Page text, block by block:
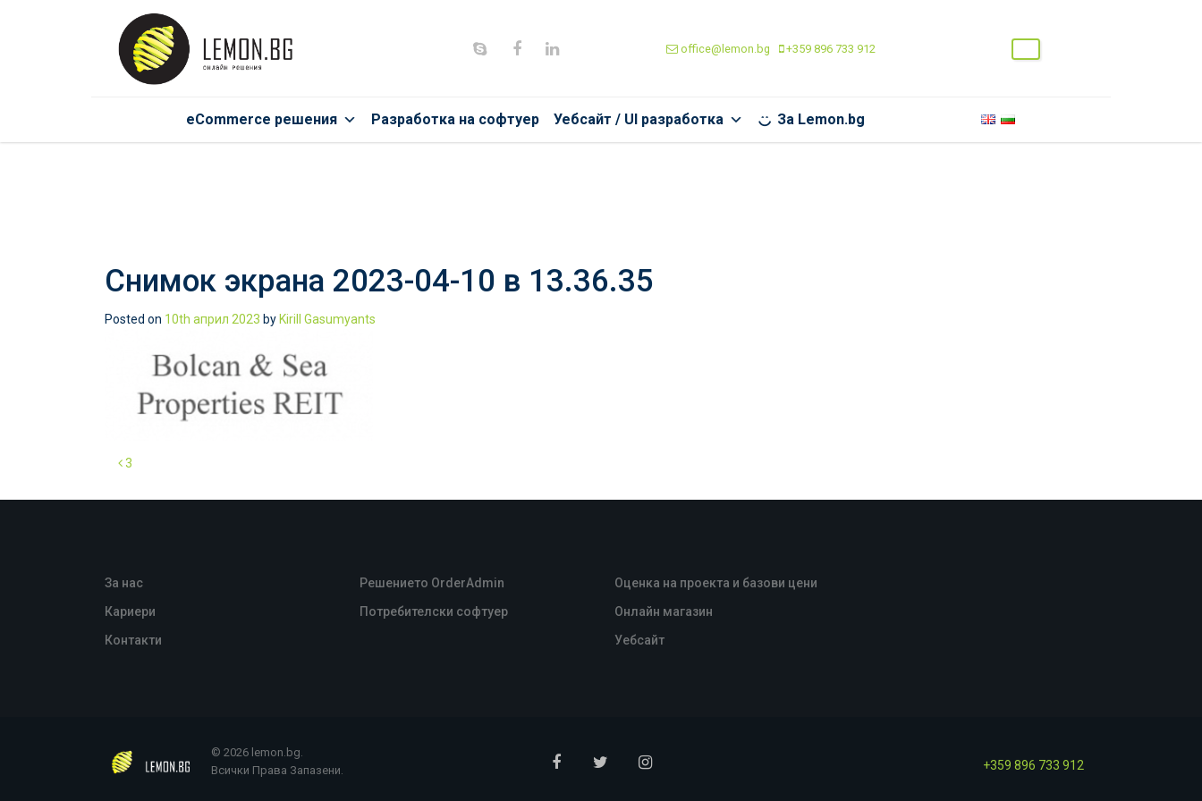
office@lemon.bg +359 896 733 912
eCommerce решения Разработка на софтуер Уебсайт / UI разработка За Lemon.bg
Снимок экрана 2023-04-10 в 13.36.35
Posted on 10th април 2023 by Kirill Gasumyants
3
За нас
Кариери
Контакти
Решението OrderAdmin
Потребителски софтуер
Оценка на проекта и базови цени
Oнлайн магазин
Уебсайт
© 2026 lemon.bg.
Всички Права Запазени.
+359 896 733 912